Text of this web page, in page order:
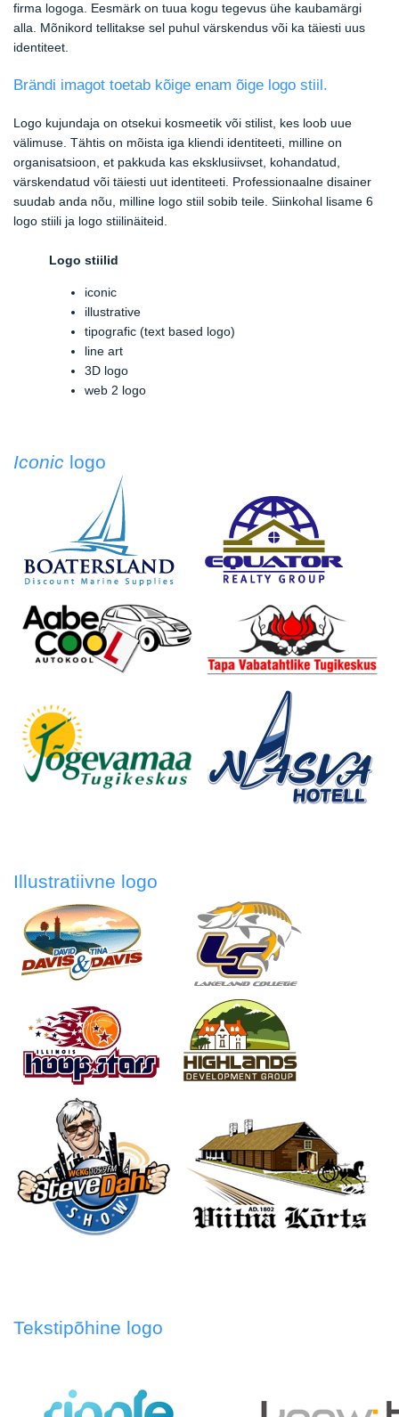
firma logoga. Eesmärk on tuua kogu tegevus ühe kaubamärgi
alla. Mõnikord tellitakse sel puhul värskendus või ka täiesti uus
identiteet.
Brändi imagot toetab kõige enam õige logo stiil.
Logo kujundaja on otsekui kosmeetik või stilist, kes loob uue
välimuse. Tähtis on mõista iga kliendi identiteeti, milline on
organisatsioon, et pakkuda kas eksklusiivset, kohandatud,
värskendatud või täiesti uut identiteeti. Professionaalne disainer
suudab anda nõu, milline logo stiil sobib teile. Siinkohal lisame 6
logo stiili ja logo stiilinäiteid.
Logo stiilid
iconic
illustrative
tipografic (text based logo)
line art
3D logo
web 2 logo
Iconic logo
Illustratiivne logo
Tekstipõhine logo